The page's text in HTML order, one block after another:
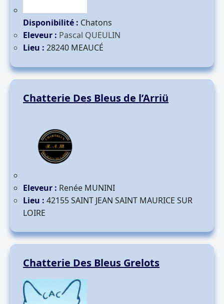
Disponibilité : Chatons
Eleveur : Pascal QUEULIN
Lieu :28240 MEAUCÉ
Chatterie Des Bleus de l’Arriü
Eleveur : Renée MUNINI
Lieu :42155 SAINT JEAN SAINT MAURICE SUR
LOIRE
Chatterie Des Bleus Grelots